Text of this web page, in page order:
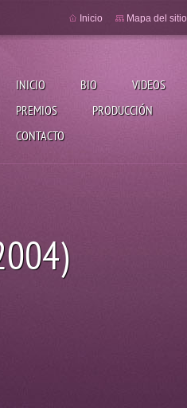
INICIO BIO VIDEOS
PREMIOS
PRODUCCIÓN
CONTACTO
Inicio Mapa del sitio